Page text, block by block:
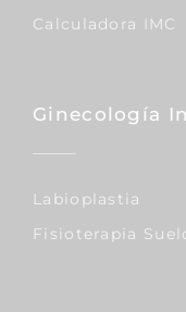
Calculadora IMC
Ginecología
Labioplastia
Fisioterapia